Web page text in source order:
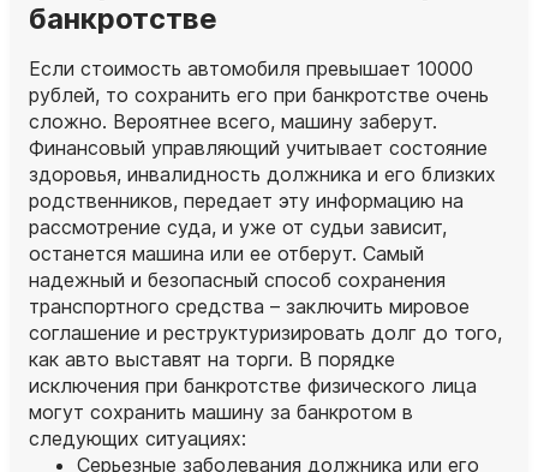
банкротстве
Если стоимость автомобиля превышает 10000
рублей, то сохранить его при банкротстве очень
сложно. Вероятнее всего, машину заберут.
Финансовый управляющий учитывает состояние
здоровья, инвалидность должника и его близких
родственников, передает эту информацию на
рассмотрение суда, и уже от судьи зависит,
останется машина или ее отберут. Самый
надежный и безопасный способ сохранения
транспортного средства – заключить мировое
соглашение и реструктуризировать долг до того,
как авто выставят на торги. В порядке
исключения при банкротстве физического лица
могут сохранить машину за банкротом в
следующих ситуациях:
Серьезные заболевания должника или его